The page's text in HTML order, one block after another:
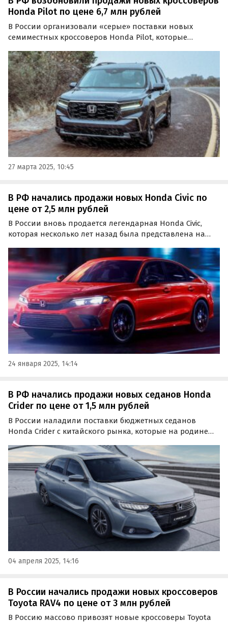
Honda Pilot по цене 6,7 млн рублей
В России организовали «серые» поставки новых
семиместных кроссоверов Honda Pilot, которые
рынке официально.
27 марта 2025, 10:45
В РФ начались продажи новых Honda Civic по
цене от 2,5 млн рублей
В России вновь продается легендарная Honda Civic,
которая несколько лет назад была представлена на
доступны как из наличия, так и под заказ по цене от 2
545 000 рублей, пишут «Автоновости дня».
24 января 2025, 14:14
В РФ начались продажи новых седанов Honda
Crider по цене от 1,5 млн рублей
В России наладили поставки бюджетных седанов
Honda Crider с китайского рынка, которые на родине
«Цивика». Цены на них на одном из классифайдов в
начале апреля начинаются с отметки 1,5 млн рублей,
пишут…
04 апреля 2025, 14:16
В России начались продажи новых кроссоверов
Toyota RAV4 по цене от 3 млн рублей
В Россию массово привозят новые кроссоверы Toyota